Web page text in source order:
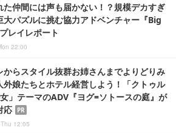
た仲間には声も届かない！？規模デカすぎ
大パズルに挑む協力アドベンチャー『Big
レイレポート
22:00
からスタイル抜群お姉さんまでよりどりみ
外娘たちとホテル経営しよう！「クトゥル
」テーマのADV『ヨグ=ソトースの庭』が
応
PR
12:05